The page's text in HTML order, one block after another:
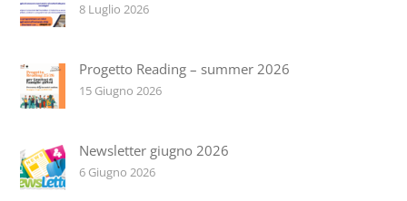
8 Luglio 2026
Progetto Reading – summer 2026
15 Giugno 2026
Newsletter giugno 2026
6 Giugno 2026